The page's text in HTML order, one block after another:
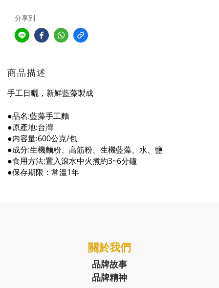
分享到
商品描述
手工日曬，新鮮藍藻製成
●品名:藍藻手工麵
●原產地:台灣
●内容量:600公克/包
●成分:生機麵粉、高筋粉、生機藍藻、水、鹽
●食用方法:置入滾水中火煮約3~6分鐘
●保存期限：常溫1年
關於我們
品牌故事
品牌精神